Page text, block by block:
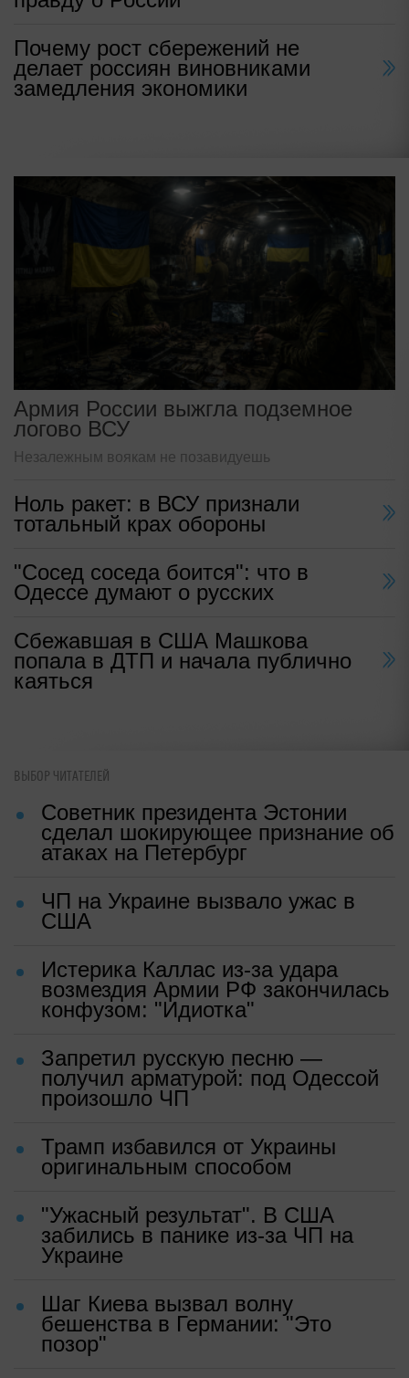
Почему рост сбережений не
делает россиян виновниками
замедления экономики
Армия России выжгла подземное
логово ВСУ
Незалежным воякам не позавидуешь
Ноль ракет: в ВСУ признали
тотальный крах обороны
"Сосед соседа боится": что в
Одессе думают о русских
Сбежавшая в США Машкова
попала в ДТП и начала публично
каяться
ВЫБОР ЧИТАТЕЛЕЙ
Советник президента Эстонии
сделал шокирующее признание об
атаках на Петербург
ЧП на Украине вызвало ужас в
США
Истерика Каллас из-за удара
возмездия Армии РФ закончилась
конфузом: "Идиотка"
Запретил русскую песню —
получил арматурой: под Одессой
произошло ЧП
Трамп избавился от Украины
оригинальным способом
"Ужасный результат". В США
забились в панике из-за ЧП на
Украине
Шаг Киева вызвал волну
бешенства в Германии: "Это
позор"